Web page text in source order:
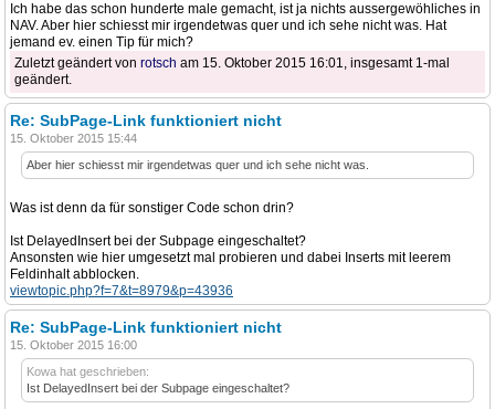
Ich habe das schon hunderte male gemacht, ist ja nichts aussergewöhliches in
NAV. Aber hier schiesst mir irgendetwas quer und ich sehe nicht was. Hat
jemand ev. einen Tip für mich?
Zuletzt geändert von rotsch am 15. Oktober 2015 16:01, insgesamt 1-mal
geändert.
Re: SubPage-Link funktioniert nicht
15. Oktober 2015 15:44
Aber hier schiesst mir irgendetwas quer und ich sehe nicht was.
Was ist denn da für sonstiger Code schon drin?
Ist DelayedInsert bei der Subpage eingeschaltet?
Ansonsten wie hier umgesetzt mal probieren und dabei Inserts mit leerem
Feldinhalt abblocken.
viewtopic.php?f=7&t=8979&p=43936
Re: SubPage-Link funktioniert nicht
15. Oktober 2015 16:00
Kowa hat geschrieben:
Ist DelayedInsert bei der Subpage eingeschaltet?